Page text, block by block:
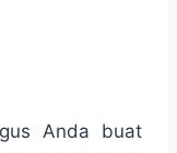
Anda buat